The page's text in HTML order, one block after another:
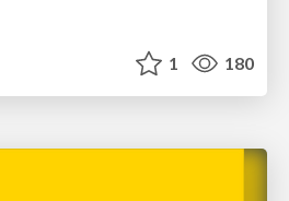
1 180